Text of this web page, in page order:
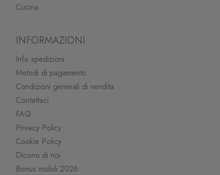
Cucina
INFORMAZIONI
Info spedizioni
Metodi di pagamento
Condizioni generali di vendita
Contattaci
FAQ
Privacy Policy
Cookie Policy
Dicono di noi
Bonus mobili 2026